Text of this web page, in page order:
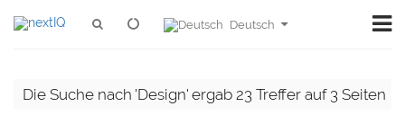
Deutsch
Die Suche nach 'Design' ergab 23 Treffer auf 3 Seiten